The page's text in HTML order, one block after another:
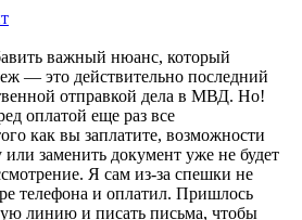
важный нюанс, который
— это действительно последний
отправкой дела в МВД. Но!
оплатой еще раз все
как вы заплатите, возможности
или заменить документ уже не будет
Я сам из-за спешки не
телефона и оплатил. Пришлось
линию и писать письма, чтобы